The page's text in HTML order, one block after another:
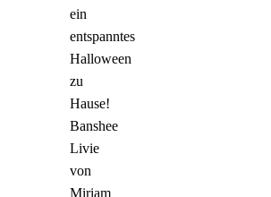
ein
entspanntes
Halloween
zu
Hause!
Banshee
Livie
von
Miriam